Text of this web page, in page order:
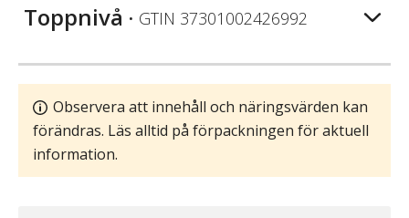
Toppnivå • GTIN 37301002426992
Observera att innehåll och näringsvärden kan
förändras. Läs alltid på förpackningen för aktuell
information.